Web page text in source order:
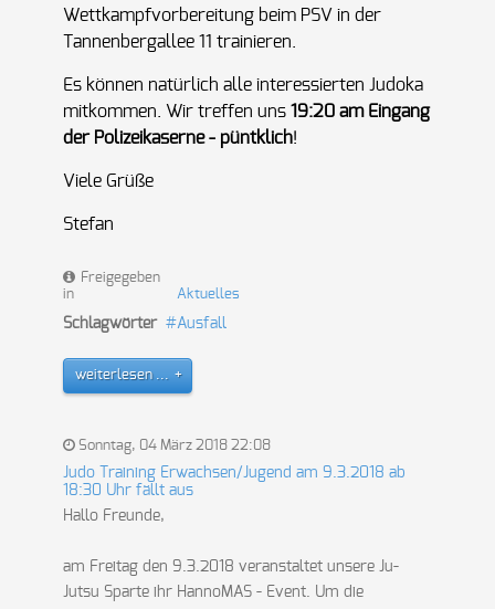
Wettkampfvorbereitung beim PSV in der
Tannenbergallee 11 trainieren.
Es können natürlich alle interessierten Judoka
mitkommen. Wir treffen uns19:20 am Eingang
der Polizeikaserne - püntklich!
Viele Grüße
Stefan
Freigegeben
in
Aktuelles
Schlagwörter Ausfall
weiterlesen ...
Sonntag, 04 März 2018 22:08
Judo Training Erwachsen/Jugend am 9.3.2018 ab
18:30 Uhr fällt aus
Hallo Freunde,
am Freitag den 9.3.2018 veranstaltet unsere Ju-
Jutsu Sparte ihr HannoMAS - Event. Um die